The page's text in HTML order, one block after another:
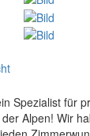
Spezialist für
Alpen! Wir